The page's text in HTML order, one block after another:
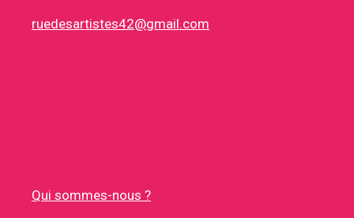
ruedesartistes42@gmail.com
Qui sommes-nous ?